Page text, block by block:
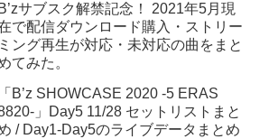
B’zサブスク解禁記念！ 2021年5月現
で配信ダウンロード購入・ストリー
ミング再生が対応・未対応の曲をまと
てみた。
「B’z SHOWCASE 2020 -5 ERAS
」Day5 11/28 セットリストまと
/ Day1-Day5のライブデータまとめ